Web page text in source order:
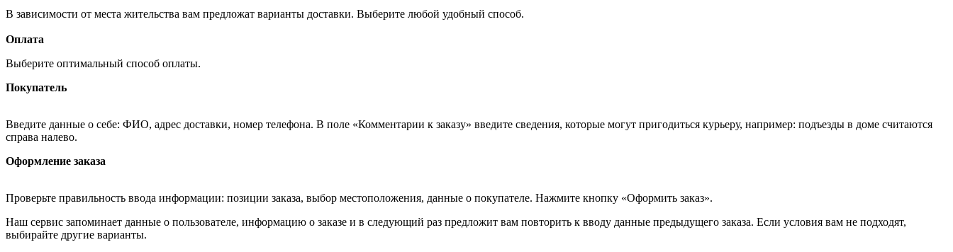
В зависимости от места жительства вам предложат варианты доставки. Выберите любой удобный способ.
Оплата
Выберите оптимальный способ оплаты.
Покупатель
Введите данные о себе: ФИО, адрес доставки, номер телефона. В поле «Комментарии к заказу» введите сведения, которые могут пригодиться курьеру, например: подъезды в доме считаются
справа налево.
Оформление заказа
Проверьте правильность ввода информации: позиции заказа, выбор местоположения, данные о покупателе. Нажмите кнопку «Оформить заказ».
Наш сервис запоминает данные о пользователе, информацию о заказе и в следующий раз предложит вам повторить к вводу данные предыдущего заказа. Если условия вам не подходят,
выбирайте другие варианты.